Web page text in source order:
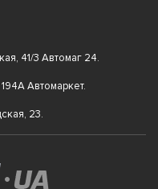
41/3 Автомаг 24.
Автомаркет.
23.